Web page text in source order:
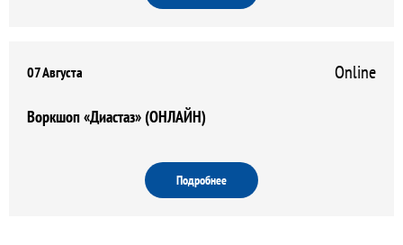
07 Августа Online
Воркшоп «Диастаз» (ОНЛАЙН)
Подробнее